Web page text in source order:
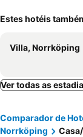
Estes hotéis
Villa, Norrköping
Ver todas as
Comparador de
Norrköping